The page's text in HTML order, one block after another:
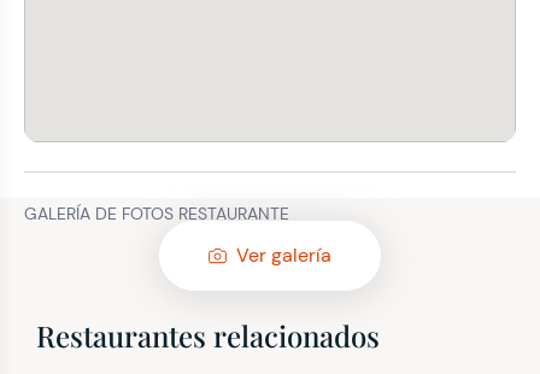
GALERÍA DE FOTOS RESTAURANTE
Ver galería
Restaurantes relacionados